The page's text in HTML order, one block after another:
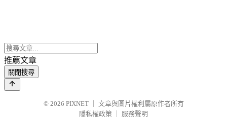
推薦文章
關閉搜尋
© 2026 PIXNET
文章與圖片權利屬原作者所有
隱私權政策
服務聲明